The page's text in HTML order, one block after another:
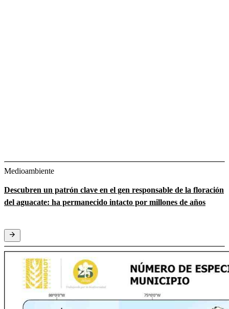
Medioambiente
Descubren un patrón clave en el gen responsable de la floración
del aguacate: ha permanecido intacto por millones de años